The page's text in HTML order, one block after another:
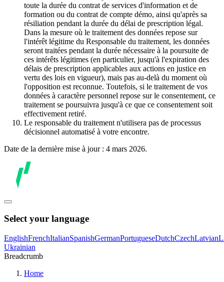
toute la durée du contrat de services d'information et de
formation ou du contrat de compte démo, ainsi qu'après sa
résiliation pendant la durée du délai de prescription légal.
Dans la mesure où le traitement des données repose sur
l'intérêt légitime du Responsable du traitement, les données
seront traitées pendant la durée nécessaire à la poursuite de
ces intérêts légitimes (en particulier, jusqu'à l'expiration des
délais de prescription applicables aux actions en justice en
vertu des lois en vigueur), mais pas au-delà du moment où
l'opposition est reconnue. Toutefois, si le traitement de vos
données à caractère personnel repose sur le consentement, ce
traitement se poursuivra jusqu'à ce que ce consentement soit
effectivement retiré.
Le responsable du traitement n'utilisera pas de processus
décisionnel automatisé à votre encontre.
Date de la dernière mise à jour : 4 mars 2026.
Select your language
EnglishFrenchItalianSpanishGermanPortugueseDutchCzechLatvian
Ukrainian
Breadcrumb
Home